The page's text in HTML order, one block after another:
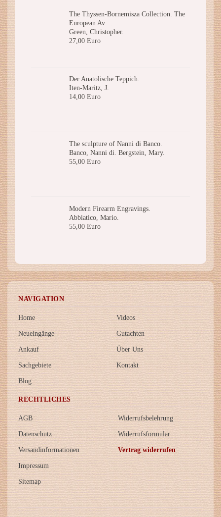
The Thyssen-Bornemisza Collection. The
European Av ...
Green, Christopher.
27,00 Euro
Der Anatolische Teppich.
Iten-Maritz, J.
14,00 Euro
The sculpture of Nanni di Banco.
Banco, Nanni di. Bergstein, Mary.
55,00 Euro
Modern Firearm Engravings.
Abbiatico, Mario.
55,00 Euro
NAVIGATION
Home
Neueingänge
Ankauf
Sachgebiete
Blog
Videos
Gutachten
Über Uns
Kontakt
RECHTLICHES
AGB
Datenschutz
Versandinformationen
Impressum
Sitemap
Widerrufsbelehrung
Widerrufsformular
Vertrag widerrufen